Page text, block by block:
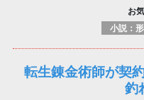
お
転生錬金術師が契
釣